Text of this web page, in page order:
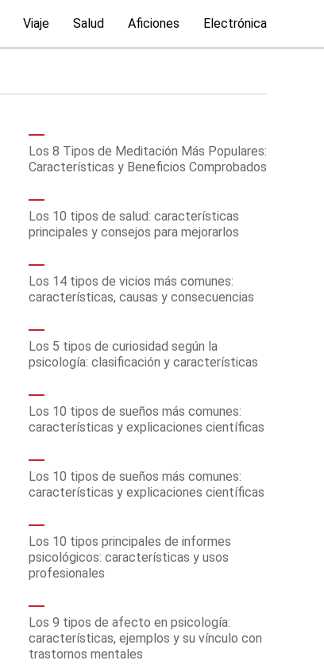
Viaje Salud Aficiones Electrónica
Los 8 Tipos de Meditación Más Populares:
Características y Beneficios Comprobados
Los 10 tipos de salud: características
principales y consejos para mejorarlos
Los 14 tipos de vicios más comunes:
características, causas y consecuencias
Los 5 tipos de curiosidad según la
psicología: clasificación y características
Los 10 tipos de sueños más comunes:
características y explicaciones científicas
Los 10 tipos de sueños más comunes:
características y explicaciones científicas
Los 10 tipos principales de informes
psicológicos: características y usos
profesionales
Los 9 tipos de afecto en psicología:
características, ejemplos y su vínculo con
trastornos mentales